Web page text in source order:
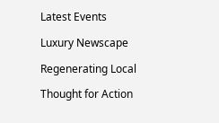
Latest Events
Luxury Newscape
Regenerating Local
Thought for Action